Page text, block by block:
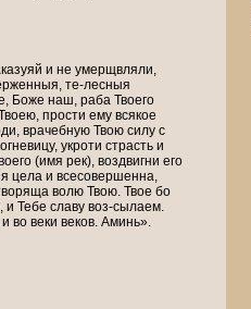
и не умерщвляли,
те-лесныя
Боже наш, раба Твоего
прости ему всякое
врачебную Твою силу с
укроти страсть и
(имя рек), воздвигни его
цела и всесовершенна,
волю Твою. Твое бо
Тебе славу воз-сылаем.
во веки веков. Аминь».